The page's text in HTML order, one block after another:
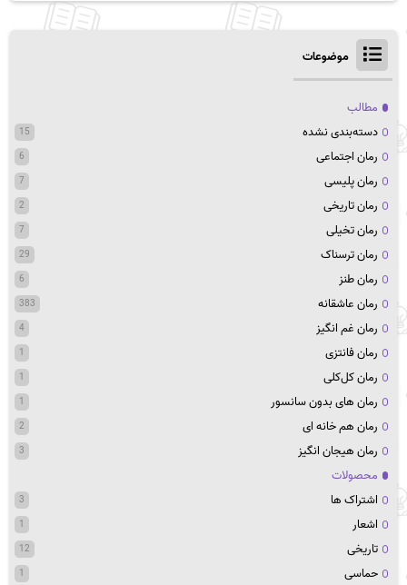
موضوعات
مطالب
دسته‌بندی نشده
15
رمان اجتماعی 6
رمان پلیسی 7
رمان تاریخی 2
رمان تخیلی 7
رمان ترسناک 29
رمان طنز 6
رمان عاشقانه 383
رمان غم انگیز 4
رمان فانتزی 1
رمان کل‌کلی 1
رمان های بدون سانسور 1
رمان هم خانه ای 2
رمان هیجان انگیز 3
محصولات
اشتراک ها
3
اشعار 1
تاریخی 12
حماسی 1